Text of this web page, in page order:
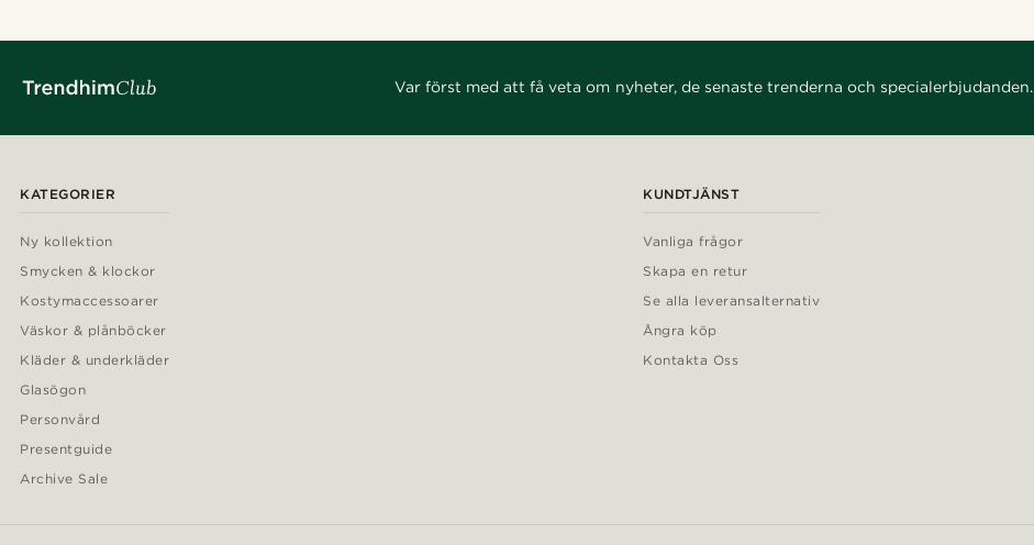
Var först med att få veta om nyheter, de senaste trenderna och specialerbjudanden.
KATEGORIER
Ny kollektion
Smycken & klockor
Kostymaccessoarer
Väskor & plånböcker
Kläder & underkläder
Glasögon
Personvård
Presentguide
Archive Sale
KUNDTJÄNST
Vanliga frågor
Skapa en retur
Se alla leveransalternativ
Ångra köp
Kontakta Oss